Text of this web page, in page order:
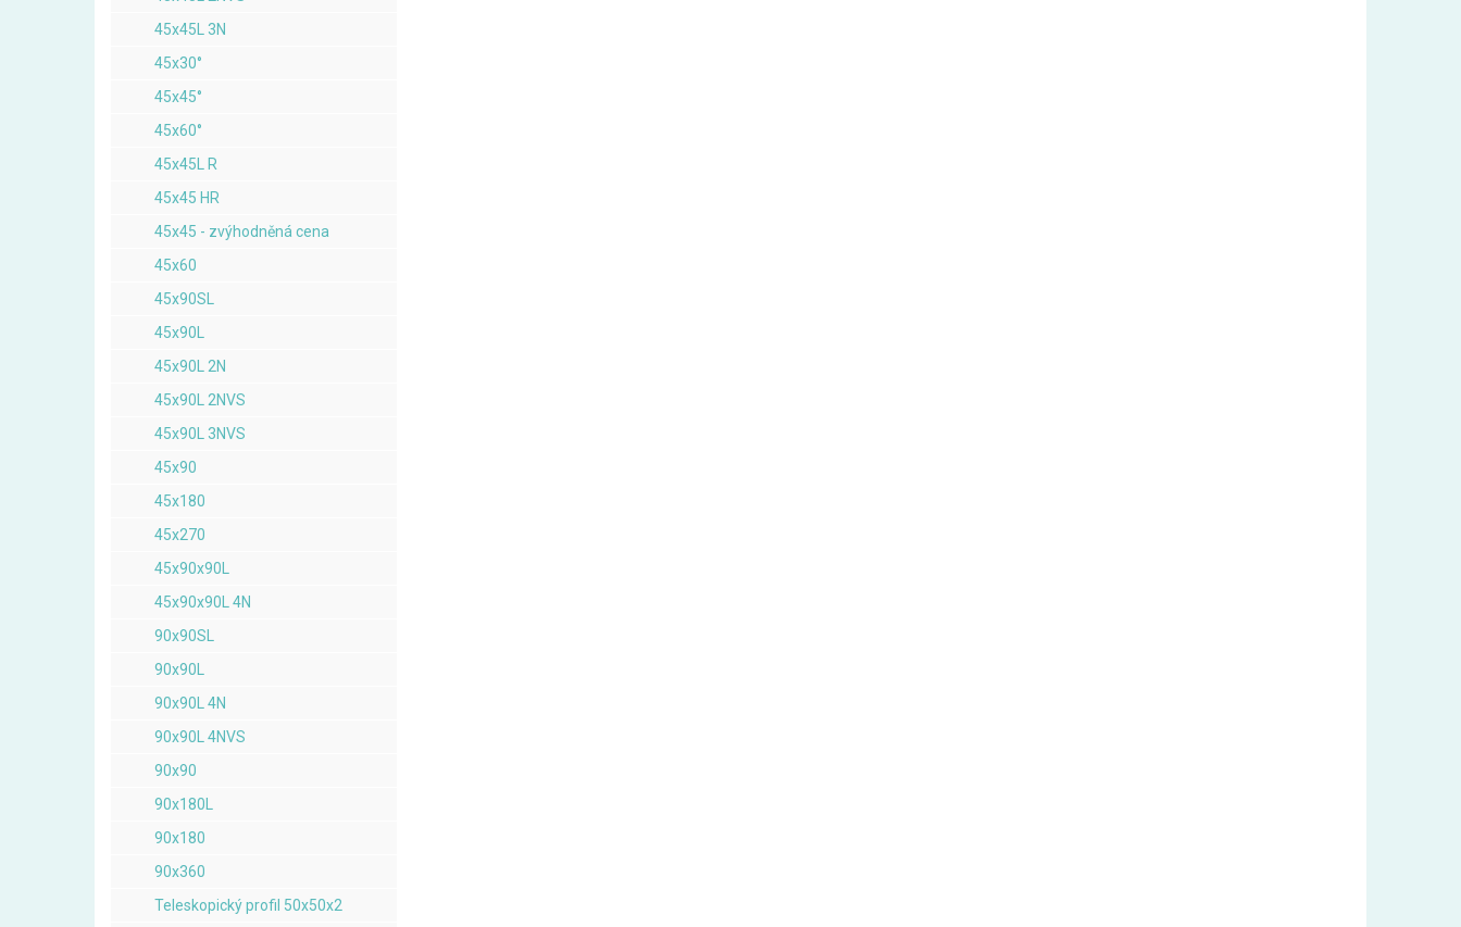
45x45L 3N
45x30°
45x45°
45x60°
45x45L R
45x45 HR
45x45 - zvýhodněná cena
45x60
45x90SL
45x90L
45x90L 2N
45x90L 2NVS
45x90L 3NVS
45x90
45x180
45x270
45x90x90L
45x90x90L 4N
90x90SL
90x90L
90x90L 4N
90x90L 4NVS
90x90
90x180L
90x180
90x360
Teleskopický profil 50x50x2